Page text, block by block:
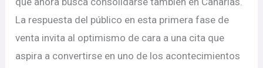
La respuesta del público en esta primera fase de
venta invita al optimismo de cara a una cita que
aspira a convertirse en uno de los acontecimientos